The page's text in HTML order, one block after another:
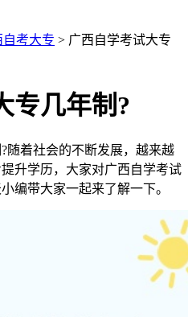
自考大专 > 广西自学考试大专
专几年制?
随着社会的不断发展，越来越
升学历，大家对广西自学考试
编带大家一起来了解一下。